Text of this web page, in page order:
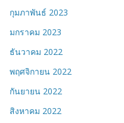
กุมภาพันธ์ 2023
มกราคม 2023
ธันวาคม 2022
พฤศจิกายน 2022
กันยายน 2022
สิงหาคม 2022